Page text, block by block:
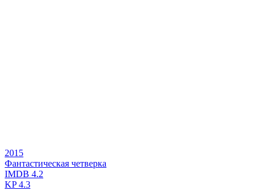
2015
Фантастическая четверка
IMDB 4.2
KP4.3